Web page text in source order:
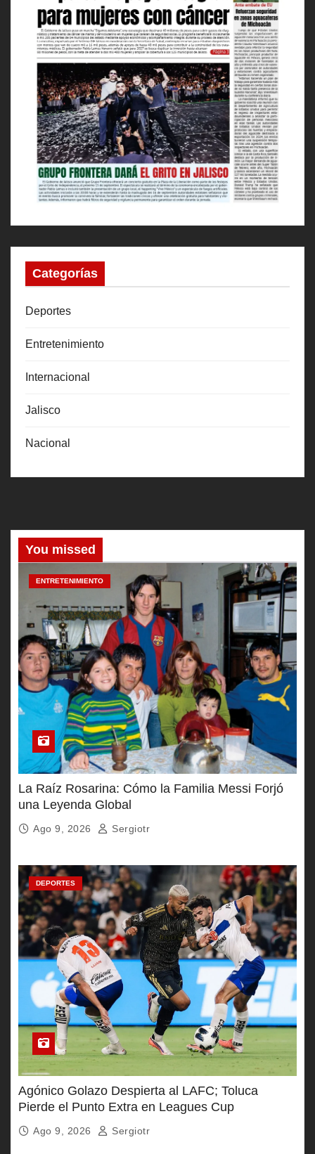
Categorías
Deportes
Entretenimiento
Internacional
Jalisco
Nacional
You missed
ENTRETENIMIENTO
La Raíz Rosarina: Cómo la Familia Messi Forjó
una Leyenda Global
Ago 9, 2026 Sergiotr
DEPORTES
Agónico Golazo Despierta al LAFC; Toluca
Pierde el Punto Extra en Leagues Cup
Ago 9, 2026 Sergiotr